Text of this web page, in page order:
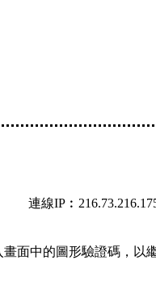
連線
面中的圖形驗證碼，以